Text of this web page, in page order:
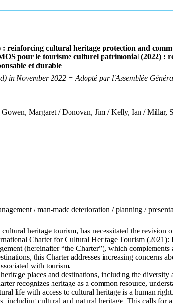
cultural heritage protection and
pour le tourisme culturel patrimonial (2022) :
et durable
in November 2022 = Adopté par l'Assemblée
Margaret / Donovan, Jim / Kelly, Ian / Millar,
/ man-made deterioration / planning /
heritage tourism, has necessitated the revision
Charter for Cultural Heritage Tourism
(hereinafter “the Charter”), which
this Charter addresses increasing concerns
with tourism.
places and destinations, including the diversity
recognizes heritage as a common resource,
life with access to cultural heritage is a human
including cultural and natural heritage. This calls for